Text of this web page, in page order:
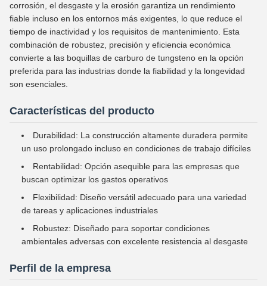
corrosión, el desgaste y la erosión garantiza un rendimiento
fiable incluso en los entornos más exigentes, lo que reduce el
tiempo de inactividad y los requisitos de mantenimiento. Esta
combinación de robustez, precisión y eficiencia económica
convierte a las boquillas de carburo de tungsteno en la opción
preferida para las industrias donde la fiabilidad y la longevidad
son esenciales.
Características del producto
Durabilidad: La construcción altamente duradera permite
un uso prolongado incluso en condiciones de trabajo difíciles
Rentabilidad: Opción asequible para las empresas que
buscan optimizar los gastos operativos
Flexibilidad: Diseño versátil adecuado para una variedad
de tareas y aplicaciones industriales
Robustez: Diseñado para soportar condiciones
ambientales adversas con excelente resistencia al desgaste
Perfil de la empresa